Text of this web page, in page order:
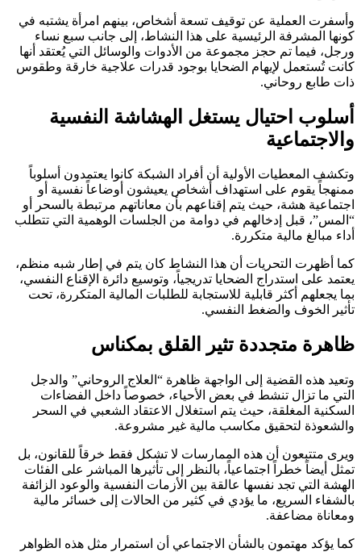
وأسفرت العملية عن توقيف تسعة أشخاص، بينهم امرأة يشتبه في
كونها المشرفة الرئيسية على هذا النشاط، إلى جانب سبع نساء
ورجل، فيما تم حجز مجموعة من الأدوات والوسائل التي يُعتقد أنها
كانت تُستعمل لإيهام الضحايا بوجود قدرات علاجية خارقة وطقوس
ذات طابع روحاني.
أسلوب احتيال يستغل الهشاشة النفسية
والاجتماعية
وتكشف المعطيات الأولية أن أفراد الشبكة كانوا يعتمدون أسلوباً
ممنهجاً يقوم على استهداف أشخاص يعيشون أوضاعاً نفسية أو
اجتماعية هشة، حيث يتم إقناعهم بأن معاناتهم مرتبطة بالسحر أو
“المس”، قبل إدخالهم في دوامة من الجلسات الوهمية التي تتطلب
أداء مبالغ مالية متكررة.
كما أظهرت التحريات أن هذا النشاط كان يتم في إطار شبه منظم،
يعتمد على استدراج الضحايا تدريجياً، وتوسيع دائرة الإقناع النفسي،
بما يجعلهم أكثر قابلية للاستجابة للطلبات المالية المتكررة، تحت
تأثير الخوف والضغط النفسي.
ظاهرة متجددة تثير القلق بمكناس
وتعيد هذه القضية إلى الواجهة ظاهرة “العلاج الروحاني” والدجل
التي ما تزال تنشط في بعض الأحياء، خصوصاً داخل الفضاءات
السكنية المغلقة، حيث يتم استغلال الاعتقاد الشعبي في السحر
والشعوذة لتحقيق مكاسب مالية غير مشروعة.
ويرى متتبعون أن هذه الممارسات لا تشكل فقط خرقاً للقانون، بل
تمثل أيضاً خطراً اجتماعياً، بالنظر إلى تأثيرها المباشر على الفئات
الهشة التي تجد نفسها عالقة بين الأزمات النفسية والوعود الزائفة
بالشفاء السريع، ما يؤدي في كثير من الحالات إلى خسائر مالية
ومعاناة مضاعفة.
كما يؤكد مهتمون بالشأن الاجتماعي أن استمرار مثل هذه الظواهر